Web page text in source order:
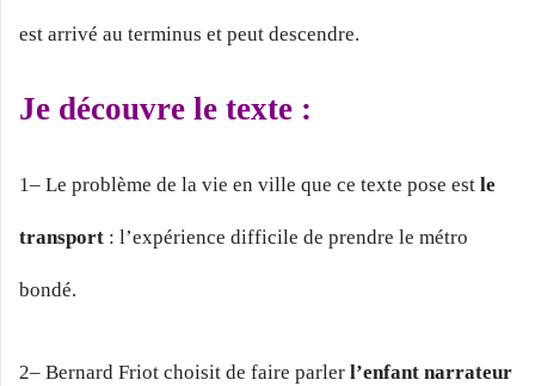
est arrivé au terminus et peut descendre.
Je découvre le texte :
1– Le problème de la vie en ville que ce texte pose est le
transport : l’expérience difficile de prendre le métro
bondé.
2– Bernard Friot choisit de faire parler l’enfant narrateur